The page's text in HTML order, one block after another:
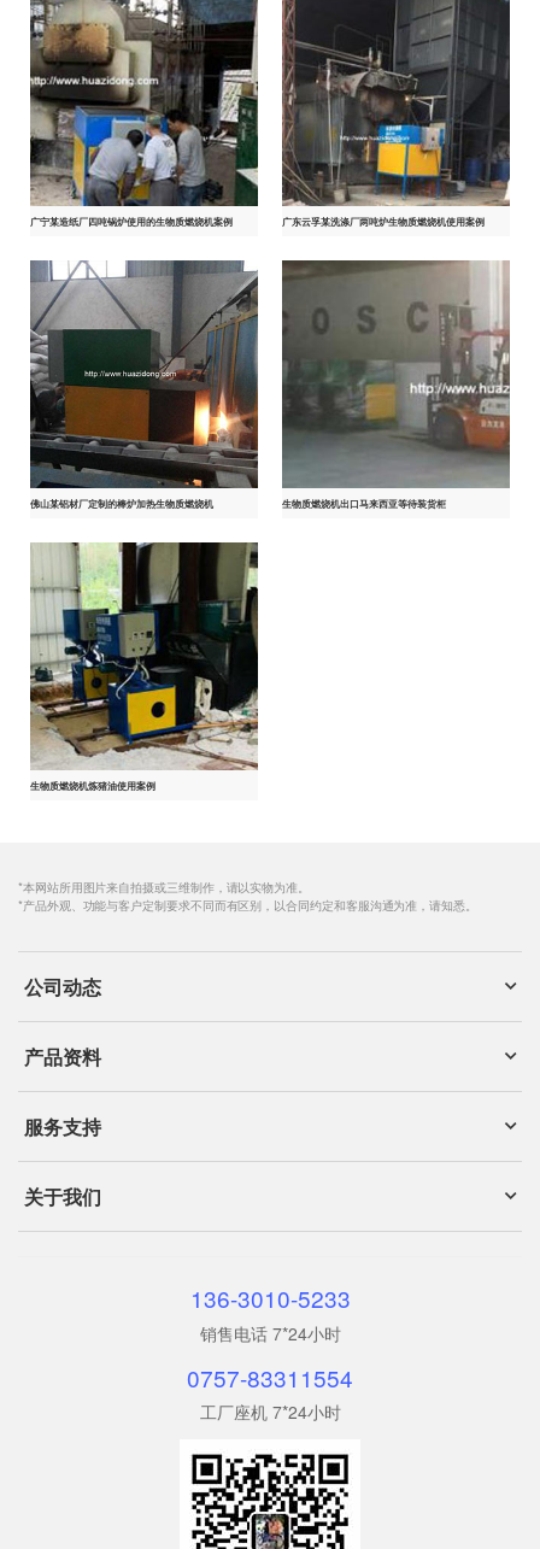
广宁某造纸厂四吨锅炉使用的生物质燃烧机案例 广东云孚某洗涤厂两吨炉生物质燃烧机使用案例
佛山某铝材厂定制的棒炉加热生物质燃烧机 生物质燃烧机出口马来西亚等待装货柜
生物质燃烧机炼猪油使用案例
*本网站所用图片来自拍摄或三维制作，请以实物为准。
*产品外观、功能与客户定制要求不同而有区别，以合同约定和客服沟通为准，请知悉。
公司动态
产品资料
服务支持
关于我们
136-3010-5233
销售电话 7*24小时
0757-83311554
工厂座机 7*24小时